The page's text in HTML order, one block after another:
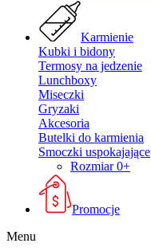
Karmienie
Kubki i bidony
Termosy na jedzenie
Lunchboxy
Miseczki
Gryzaki
Akcesoria
Butelki do karmienia
Smoczki uspokajające
Rozmiar 0+
Promocje
Menu